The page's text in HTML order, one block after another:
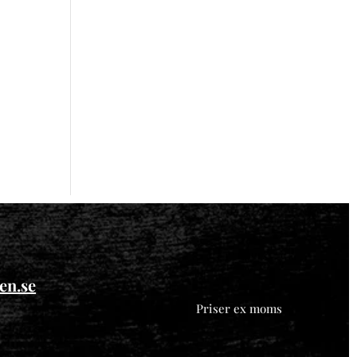
Priser ex moms